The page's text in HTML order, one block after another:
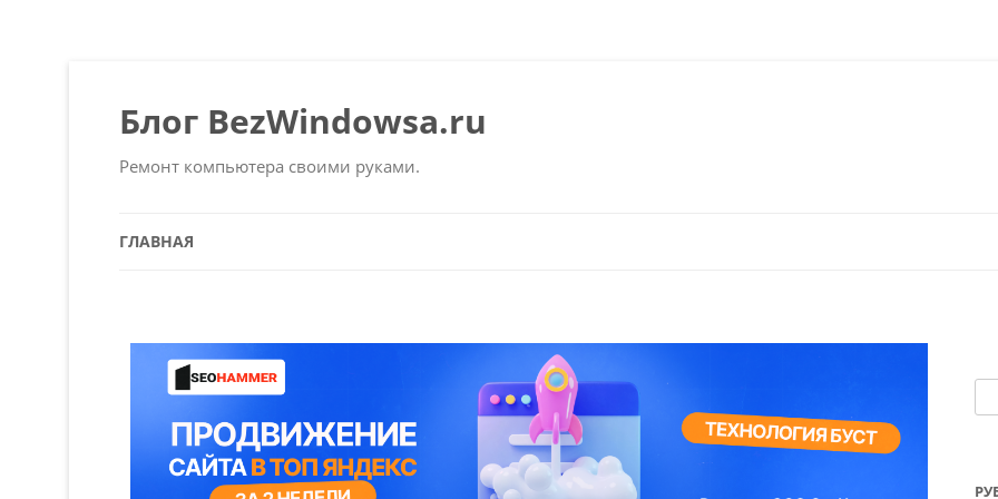
Блог BezWindowsa.ru
Ремонт компьютера своими руками.
ГЛАВНАЯ